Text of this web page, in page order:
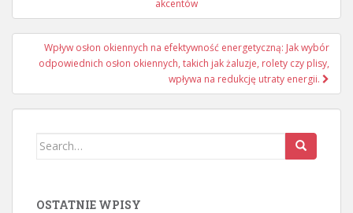
akcentów
Wpływ osłon okiennych na efektywność energetyczną: Jak wybór
odpowiednich osłon okiennych, takich jak żaluzje, rolety czy plisy,
wpływa na redukcję utraty energii.
Search
OSTATNIE WPISY